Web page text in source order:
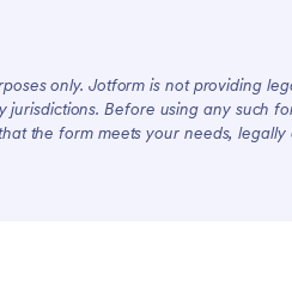
only. Jotform is not providing
Before using any such
the form meets your needs, legally